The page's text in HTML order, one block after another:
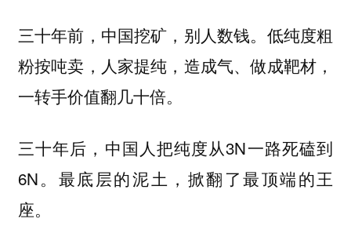
三十年前，中国挖矿，别人数钱。低纯度粗
粉按吨卖，人家提纯，造成气、做成靶材，
一转手价值翻几十倍。
三十年后，中国人把纯度从3N一路死磕到
6N。 最底层的泥土，掀翻了最顶端的王
座。